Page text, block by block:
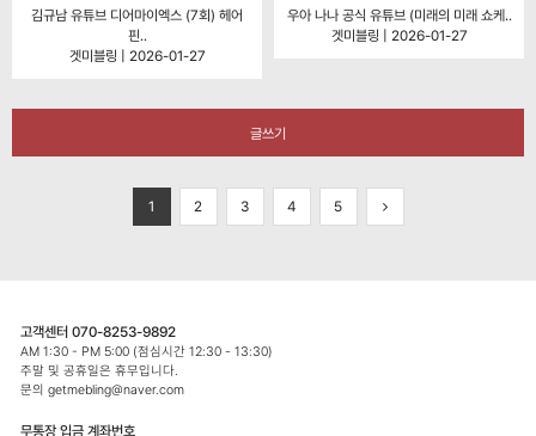
김규남 유튜브 디어마이엑스 (7회) 헤어
핀..
겟미블링 | 2026-01-27
우아 나나 공식 유튜브 (미래의 미래 쇼케..
겟미블링 | 2026-01-27
글쓰기
1 2 3 4 5
고객센터 070-8253-9892
AM 1:30 - PM 5:00 (점심시간 12:30 - 13:30)
주말 및 공휴일은 휴무입니다.
문의 getmebling@naver.com
무통장 입금 계좌번호